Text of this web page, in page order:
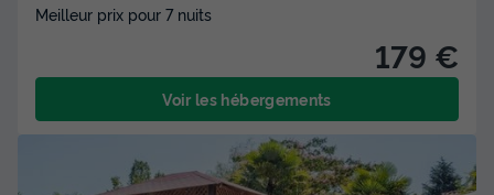
Meilleur prix pour 7 nuits
179 €
Voir les hébergements